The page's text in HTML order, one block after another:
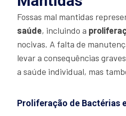
Fossas mal mantidas
saúde, incluindo a
nocivas. A falta de
levar a consequências
a saúde individual, mas
Proliferação de Bactérias